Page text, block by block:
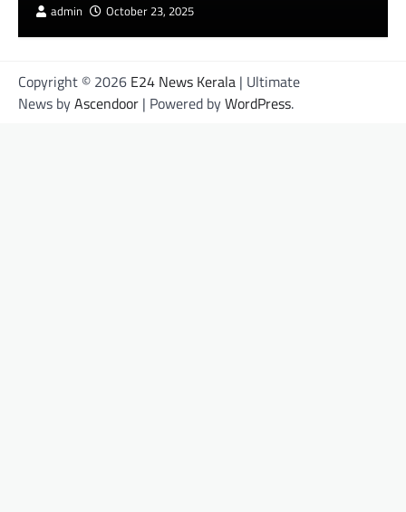
admin October 23, 2025
Copyright © 2026 E24 News Kerala | Ultimate
News byAscendoor | Powered byWordPress.